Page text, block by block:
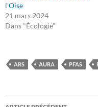
l’Oise
21 mars 2024
Dans "Écologie"
ARS AURA PFAS
Navigation